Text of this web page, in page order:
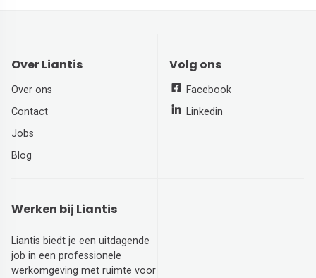
Over Liantis
Over ons
Contact
Jobs
Blog
Volg ons
Facebook
Linkedin
Werken bij Liantis
Liantis biedt je een uitdagende
job in een professionele
werkomgeving met ruimte voor